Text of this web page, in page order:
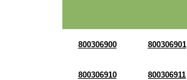
800306900 800306901
800306910 800306911